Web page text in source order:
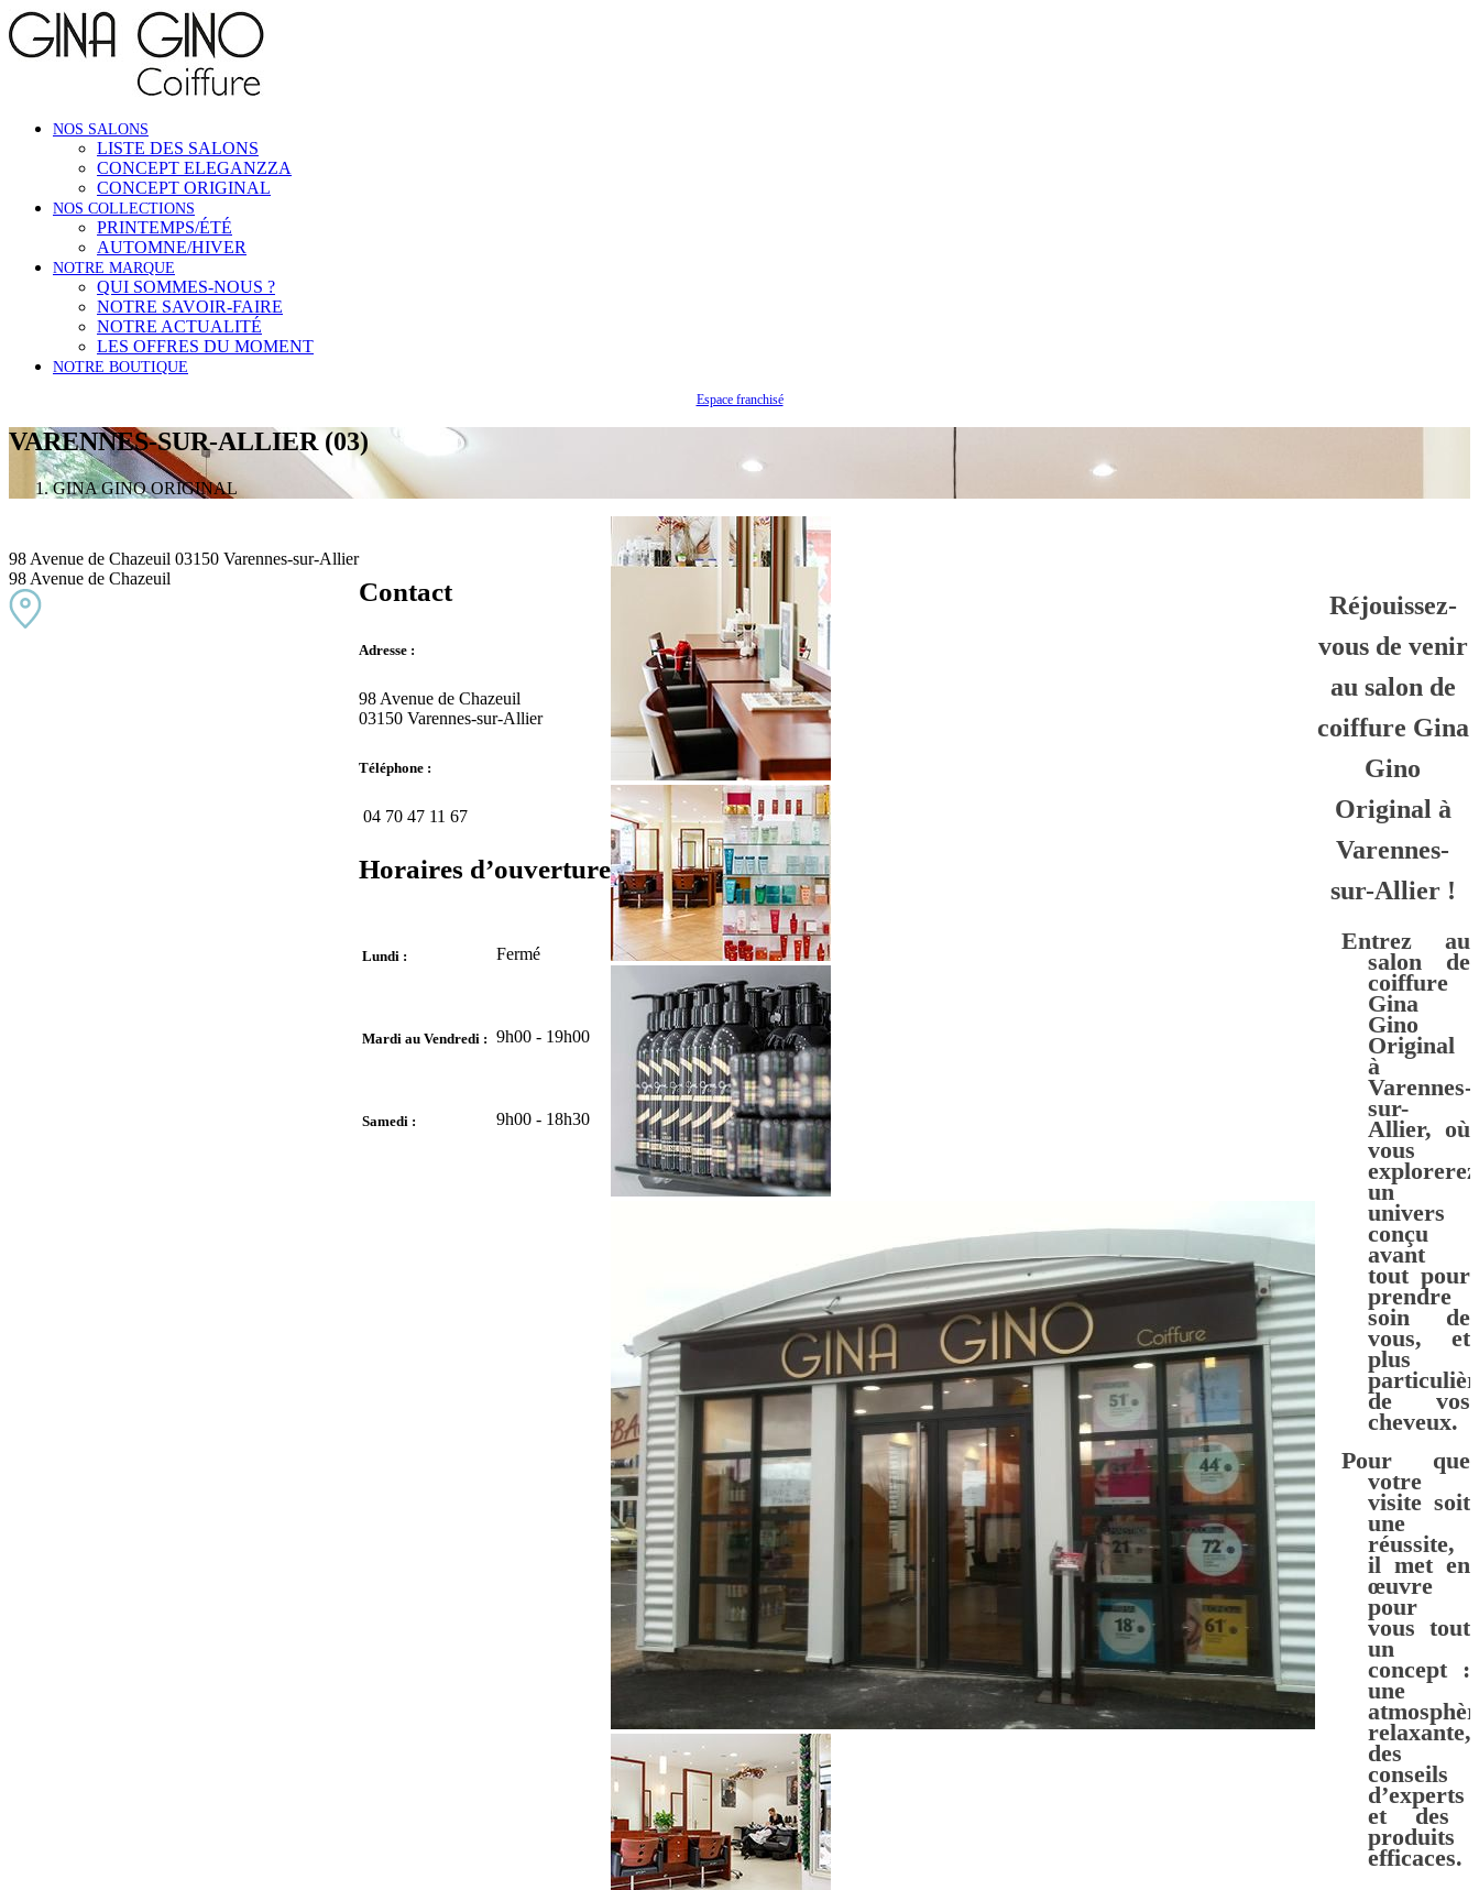
NOS SALONS
LISTE DES SALONS
CONCEPT ELEGANZZA
CONCEPT ORIGINAL
NOS COLLECTIONS
PRINTEMPS/ÉTÉ
AUTOMNE/HIVER
NOTRE MARQUE
QUI SOMMES-NOUS ?
NOTRE SAVOIR-FAIRE
NOTRE ACTUALITÉ
LES OFFRES DU MOMENT
NOTRE BOUTIQUE
Espace franchisé
VARENNES-SUR-ALLIER (03)
GINA GINO ORIGINAL
98 Avenue de Chazeuil 03150 Varennes-sur-Allier
98 Avenue de Chazeuil
Contact
Adresse :
98 Avenue de Chazeuil
03150 Varennes-sur-Allier
Téléphone :
04 70 47 11 67
Horaires d’ouverture
Lundi : Fermé
Mardi au Vendredi : 9h00 - 19h00
Samedi : 9h00 - 18h30
Réjouissez-
vous de venir
au salon de
coiffure Gina
Gino
Original à
Varennes-
sur-Allier !
Entrez au
salon de
coiffure
Gina
Gino
Original
à
Varennes-
sur-
Allier, où
vous
explorerez
un
univers
conçu
avant
tout pour
prendre
soin de
vous, et
plus
de vos
cheveux.
Pour que
votre
visite soit
une
réussite,
il met en
œuvre
pour
vous tout
un
concept :
une
relaxante,
des
conseils
d’experts
et des
produits
efficaces.